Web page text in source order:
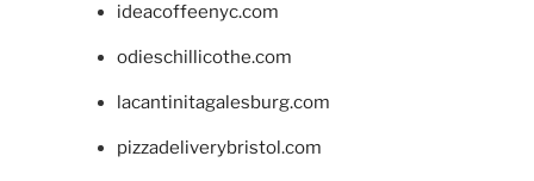
ideacoffeenyc.com
odieschillicothe.com
lacantinitagalesburg.com
pizzadeliverybristol.com